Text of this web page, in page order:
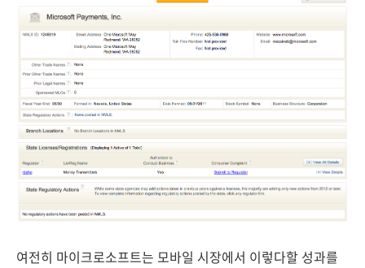
여전히 마이크로소프트는 모바일 시장에서 이렇다할 성과를